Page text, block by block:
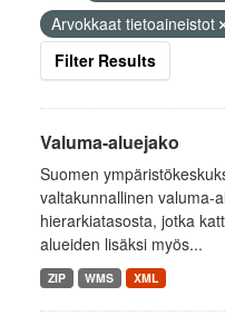
Arvokkaat tietoaineistot
Filter Results
Valuma-aluejako
Suomen
valtakunnallinen valuma-
hierarkiatasosta, jotka
alueiden lisäksi myös...
ZIP WMS XML